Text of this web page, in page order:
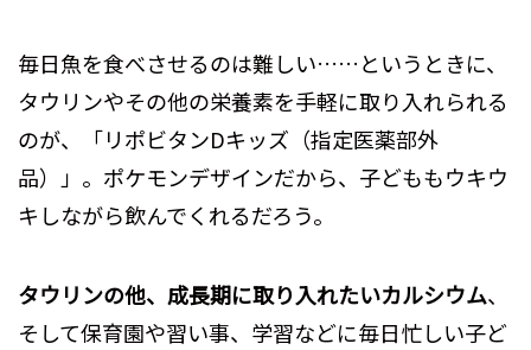
毎日魚を食べさせるのは難しい……というときに、
タウリンやその他の栄養素を手軽に取り入れられる
のが、「リポビタンDキッズ（指定医薬部外
品）」。ポケモンデザインだから、子どももウキウ
キしながら飲んでくれるだろう。
タウリンの他、成長期に取り入れたいカルシウム、
そして保育園や習い事、学習などに毎日忙しい子ど